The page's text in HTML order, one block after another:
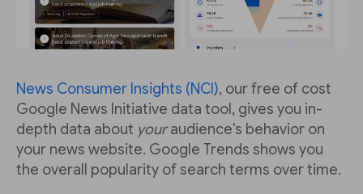
News Consumer Insights (NCI), our free of cost
Google News Initiative data tool, gives you in-
depth data about youraudience's behavior on
your news website. Google Trends shows you
the overall popularity of search terms over time.